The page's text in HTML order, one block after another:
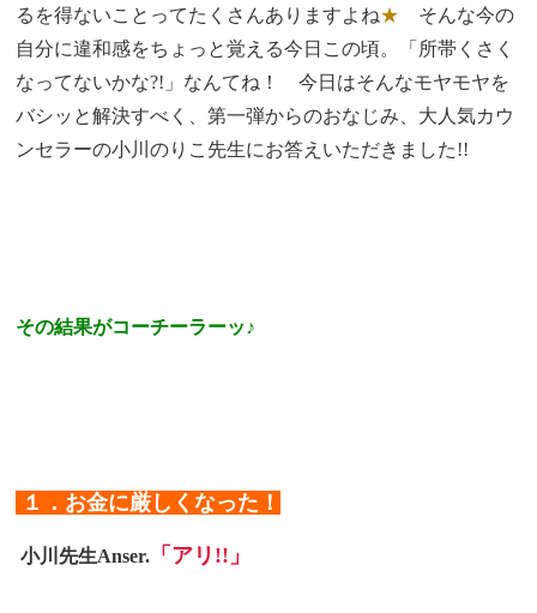
るを得ないことってたくさんありますよね★ そんな今の
自分に違和感をちょっと覚える今日この頃。「所帯くさく
なってないかな?!」なんてね！ 今日はそんなモヤモヤを
バシッと解決すべく、第一弾からのおなじみ、大人気カウ
ンセラーの小川のりこ先生にお答えいただきました!!
その結果がコーチーラーッ♪
１．お金に厳しくなった！
小川先生Anser. 「アリ!!」